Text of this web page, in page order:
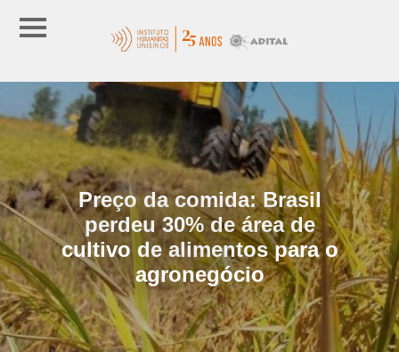
Preço da comida: Brasil
perdeu 30% de área de
cultivo de alimentos para o
agronegócio